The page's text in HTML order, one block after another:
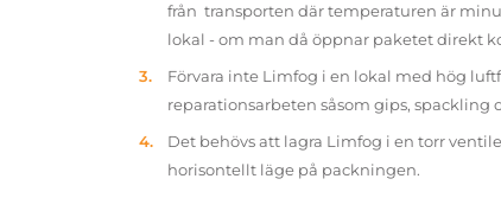
från transporten där temperaturen är
lokal - om man då öppnar paketet direkt
Förvara inte Limfog i en lokal med hög
reparationsarbeten såsom gips, spackling
Det behövs att lagra Limfog i en torr
horisontellt läge på packningen.